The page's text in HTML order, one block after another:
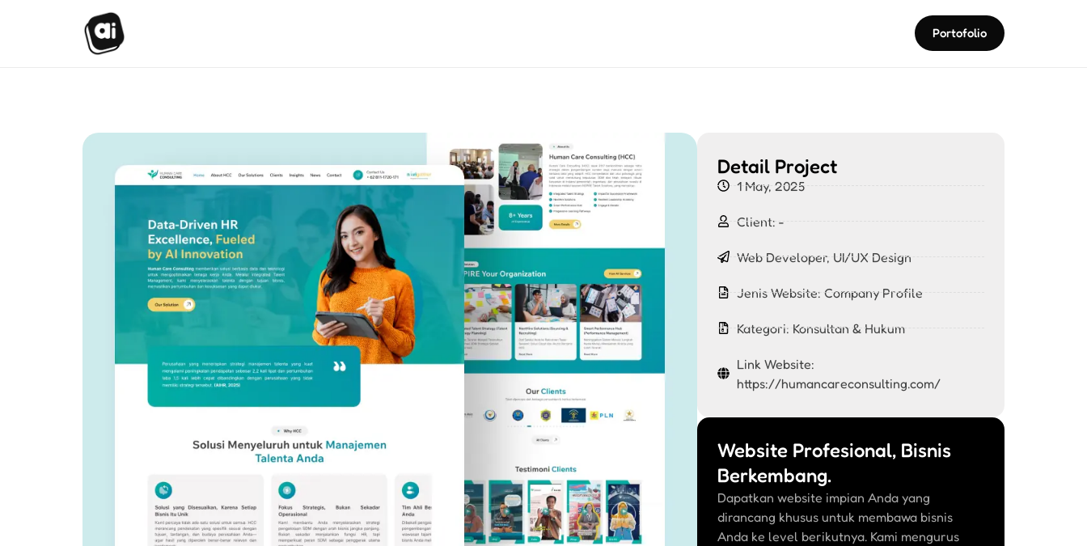
Portofolio
Detail Project
1 May, 2025
Client: -
Web Developer, UI/UX Design
Jenis Website: Company Profile
Kategori: Konsultan & Hukum
Link Website:
https://humancareconsulting.com/
Website Profesional, Bisnis
Berkembang.
Dapatkan website impian Anda yang
dirancang khusus untuk membawa bisnis
Anda ke level berikutnya. Kami mengurus